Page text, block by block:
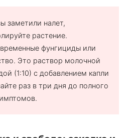
заметили налет,
растение.
фунгициды или
Это раствор молочной
(1:10) с добавлением капли
раз в три дня до полного